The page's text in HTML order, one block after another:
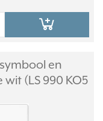
en
(LS 990 KO5